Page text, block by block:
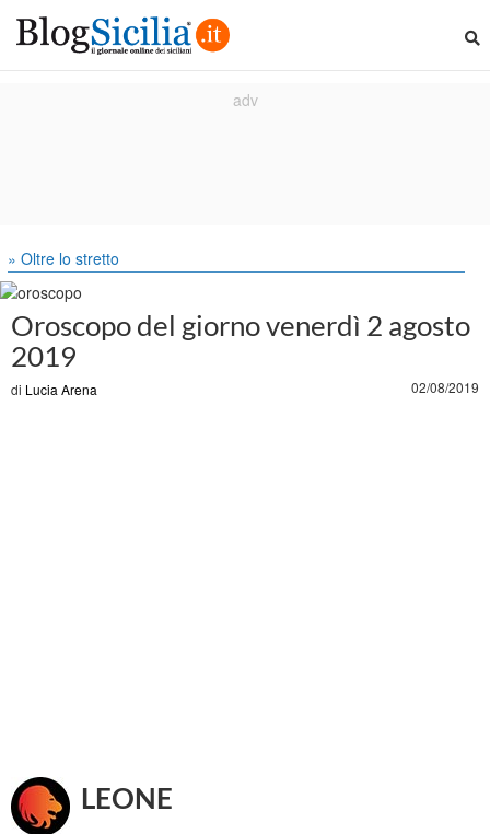
» Oltre lo stretto
Oroscopo del giorno venerdì 2 agosto
2019
di Lucia Arena 02/08/2019
LEONE